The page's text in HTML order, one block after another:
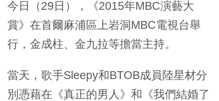
今日（29日），《2015年MBC演藝大
賞》在首爾麻浦區上岩洞MBC電視台舉
行，金成柱、金九拉等擔當主持。
當天，歌手Sleepy和BTOB成員陸星材分
別憑藉在《真正的男人》和《我們結婚了